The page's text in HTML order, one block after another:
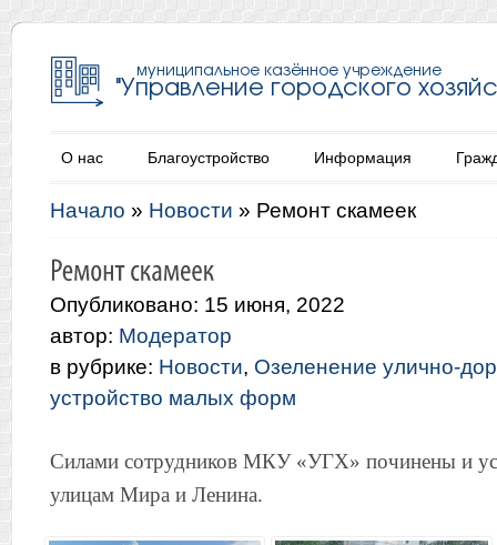
О нас Благоустройство Информация
Начало » Новости » Ремонт скамеек
Опубликовано: 15 июня, 2022
автор: Модератор
в рубрике: Новости, Озеленение улично-
устройство малых форм
Силами сотрудников МКУ «УГХ» починены и
улицам Мира и Ленина.